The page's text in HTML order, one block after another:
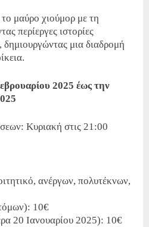
μαύρο χιούμορ με τη
περίεργες ιστορίες
μια διαδρομή
2025 έως την
Κυριακή στις 21:00
ανέργων, πολυτέκνων,
10€
20 Ιανουαρίου 2025): 10€